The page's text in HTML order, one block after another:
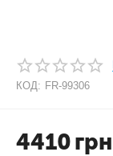
КОД: FR-99306
4410